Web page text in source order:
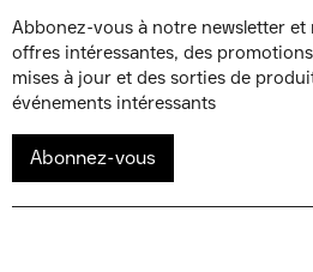
Abbonez-vous à notre newsletter et
offres intéressantes, des
mises à jour et des sorties de
événements intéressants
Abonnez-vous